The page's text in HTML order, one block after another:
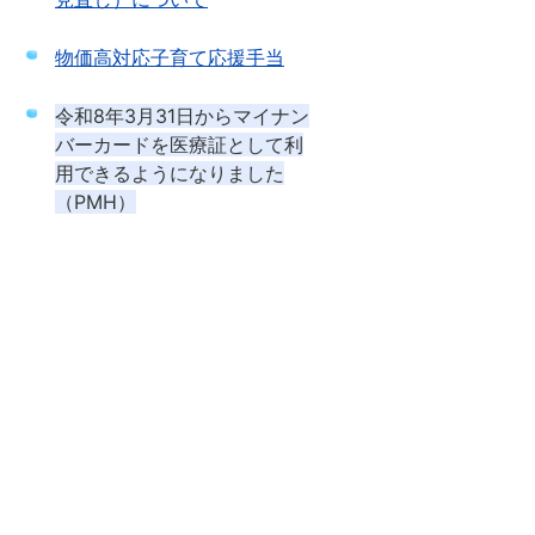
物価高対応子育て応援手当
令和8年3月31日からマイナン
バーカードを医療証として利
用できるようになりました
（PMH）